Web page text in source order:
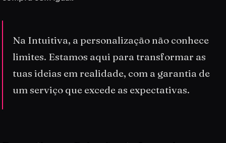
Na Intuitiva, a personalização não conhece
limites. Estamos aqui para transformar as
tuas ideias em realidade, com a garantia de
um serviço que excede as expectativas.